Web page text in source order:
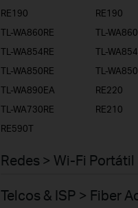
RE190
RE190
TL-WA860RE
TL-
TL-WA854RE
TL-
TL-WA850RE
TL-
TL-WA890EA
RE220
TL-WA730RE
RE210
RE590T
Redes > Wi-Fi Portátil
Telcos & ISP > Fiber